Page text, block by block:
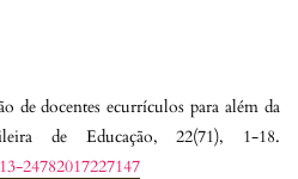
de docentes ecurrículos para além da
de Educação, 22(71), 1-18.
24782017227147